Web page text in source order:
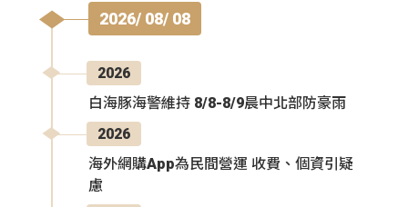
2026/ 08/ 08
2026
白海豚海警維持 8/8-8/9晨中北部防豪雨
2026
海外網購App為民間營運 收費、個資引疑
慮